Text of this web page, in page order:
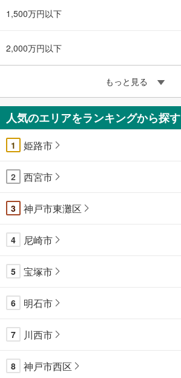
1,500万円以下
2,000万円以下
もっと見る
人気のエリアをランキングから探す
1 姫路市
2 西宮市
3 神戸市東灘区
4 尼崎市
5 宝塚市
6 明石市
7 川西市
8 神戸市西区